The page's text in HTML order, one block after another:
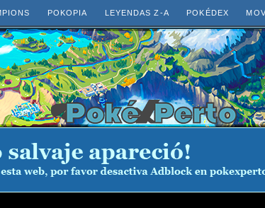
POKOPIA LEYENDAS Z-A POKÉDEX